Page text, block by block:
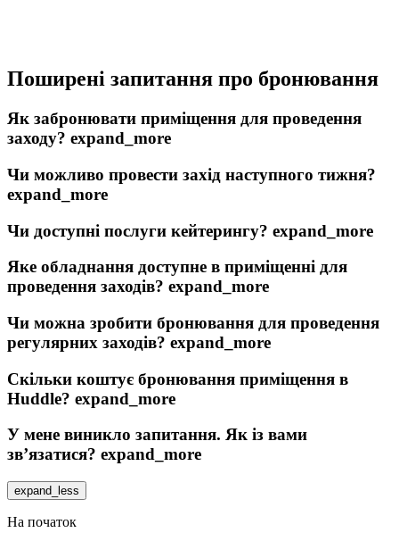
Поширені запитання про бронювання
Як забронювати приміщення для проведення
заходу? expand_more
Чи можливо провести захід наступного тижня?
expand_more
Чи доступні послуги кейтерингу? expand_more
Яке обладнання доступне в приміщенні для
проведення заходів? expand_more
Чи можна зробити бронювання для проведення
регулярних заходів? expand_more
Скільки коштує бронювання приміщення в
Huddle? expand_more
У мене виникло запитання. Як із вами
зв’язатися? expand_more
expand_less
На початок